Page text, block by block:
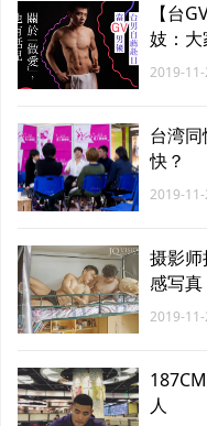
【台
妓：
2019-
台湾
快？
2019-
摄影
感写真
2019-
人